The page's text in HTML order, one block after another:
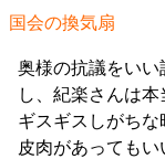
国会の換気扇
奥様の抗議をい
し、紀楽さんは
ギスギスしがち
皮肉があってもい